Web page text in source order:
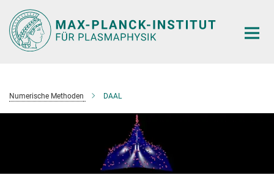
Hauptinhalt
Numerische Methoden DAAL